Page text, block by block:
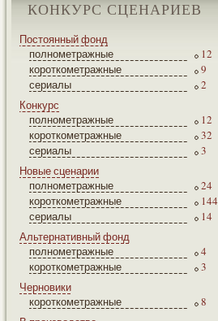
КОНКУРС СЦЕНАРИЕВ
Постоянный фонд
полнометражные
12
короткометражные
9
сериалы
2
Конкурс
полнометражные
12
короткометражные
32
сериалы
3
Новые сценарии
полнометражные
24
короткометражные
144
сериалы
14
Альтернативный фонд
полнометражные
4
короткометражные
3
Черновики
короткометражные
8